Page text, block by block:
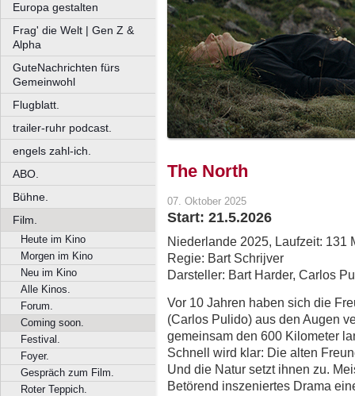
Europa gestalten
Frag' die Welt | Gen Z &
Alpha
GuteNachrichten fürs
Gemeinwohl
Flugblatt.
trailer-ruhr podcast.
engels zahl-ich.
ABO.
Bühne.
Film.
Heute im Kino
Morgen im Kino
Neu im Kino
Alle Kinos.
Forum.
Coming soon.
Festival.
Foyer.
Gespräch zum Film.
Roter Teppich.
The North
07. Oktober 2025
Start: 21.5.2026
Niederlande 2025, Laufzeit: 131
Regie: Bart Schrijver
Darsteller: Bart Harder, Carlos
Vor 10 Jahren haben sich die
(Carlos Pulido) aus den Augen
gemeinsam den 600 Kilometer
Schnell wird klar: Die alten
Und die Natur setzt ihnen zu.
Betörend inszeniertes Drama